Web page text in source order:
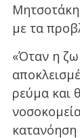
με τα
«Όταν η
ρεύμα και
κατανόηση